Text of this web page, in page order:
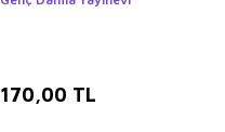
170,00 TL